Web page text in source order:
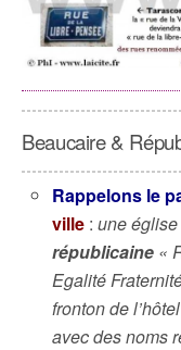
Beaucaire &
Rappelons le
ville :une
républicaine «
Egalité
fronton de
avec des noms